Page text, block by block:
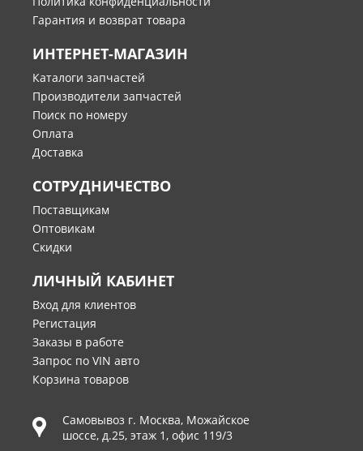
Гарантия и возврат товара
ИНТЕРНЕТ-МАГАЗИН
Каталоги запчастей
Производители запчастей
Поиск по номеру
Оплата
Доставка
СОТРУДНИЧЕСТВО
Поставщикам
Оптовикам
Скидки
ЛИЧНЫЙ КАБИНЕТ
Вход для клиентов
Регистация
Заказы в работе
Запрос по VIN авто
Корзина товаров
Самовывоз г. Москва, Можайское
шоссе, д.25, этаж 1, офис 119/3